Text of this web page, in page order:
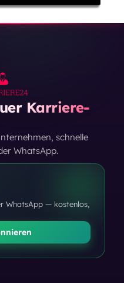
Karriere-
schnelle
WhatsApp.
WhatsApp — kostenlos,